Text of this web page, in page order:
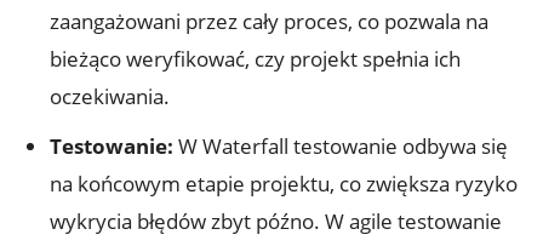
zaangażowani przez cały proces, co pozwala na
bieżąco weryfikować, czy projekt spełnia ich
oczekiwania.
Testowanie: W Waterfall testowanie odbywa się
na końcowym etapie projektu, co zwiększa ryzyko
wykrycia błędów zbyt późno. W agile testowanie